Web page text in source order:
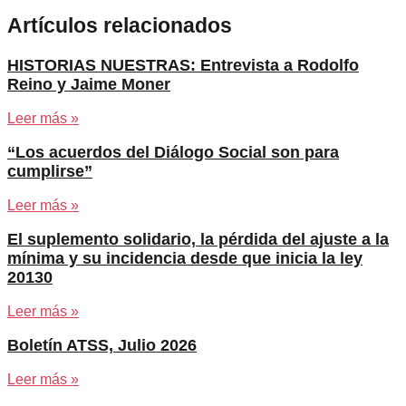
Artículos relacionados
HISTORIAS NUESTRAS: Entrevista a Rodolfo
Reino y Jaime Moner
Leer más »
“Los acuerdos del Diálogo Social son para
cumplirse”
Leer más »
El suplemento solidario, la pérdida del ajuste a la
mínima y su incidencia desde que inicia la ley
20130
Leer más »
Boletín ATSS, Julio 2026
Leer más »